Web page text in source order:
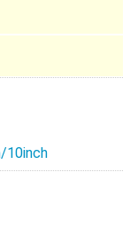
10inch